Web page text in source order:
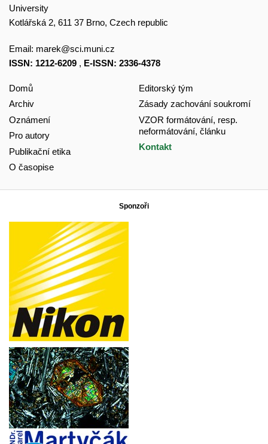
University
Kotlářská 2, 611 37 Brno, Czech republic
Email: marek@sci.muni.cz
ISSN: 1212-6209 , E-ISSN: 2336-4378
Domů
Archiv
Oznámení
Pro autory
Publikační etika
O časopise
Editorský tým
Zásady zachování soukromí
VZOR formátování, resp.
neformátování, článku
Kontakt
Sponzoři